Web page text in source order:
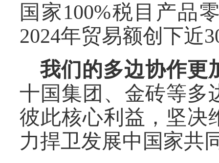
国家100%税目产品
2024年贸易额创下近
我们的多边协作更
十国集团、金砖等多
彼此核心利益，坚决
力捍卫发展中国家共